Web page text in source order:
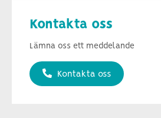
Kontakta oss
Lämna oss ett meddelande
Kontakta oss